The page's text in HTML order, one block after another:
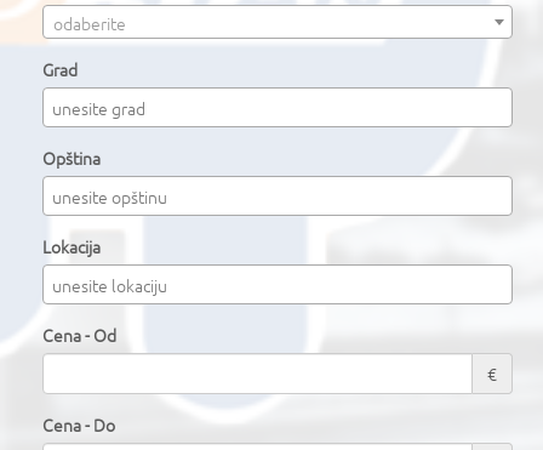
odaberite
Grad
Opština
Lokacija
Cena - Od
€
Cena - Do